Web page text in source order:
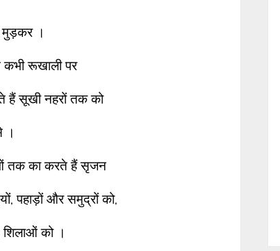
मुड़कर ।
रूखाली पर
हैं सूखी नहरों तक को
।
तक का करते हैं सृजन
पहाड़ों और समुद्रों को,
शिलाओं को ।